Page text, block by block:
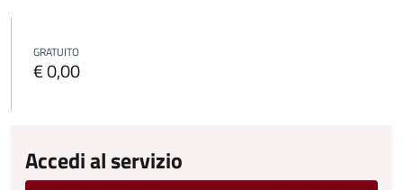
GRATUITO
€ 0,00
Accedi al servizio